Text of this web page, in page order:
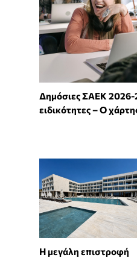
Δημόσιες ΣΑΕΚ 2026-
ειδικότητες – Ο
Η μεγάλη επιστροφή